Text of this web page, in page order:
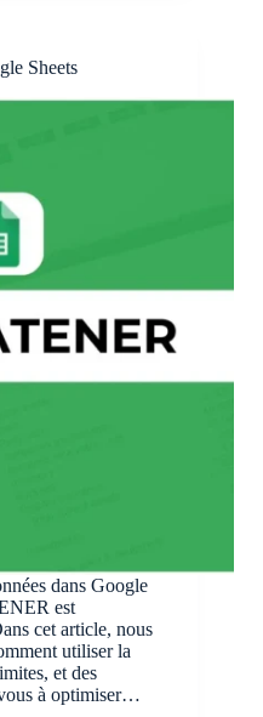
Sheets
dans Google
est
cet article, nous
utiliser la
et des
à optimiser…